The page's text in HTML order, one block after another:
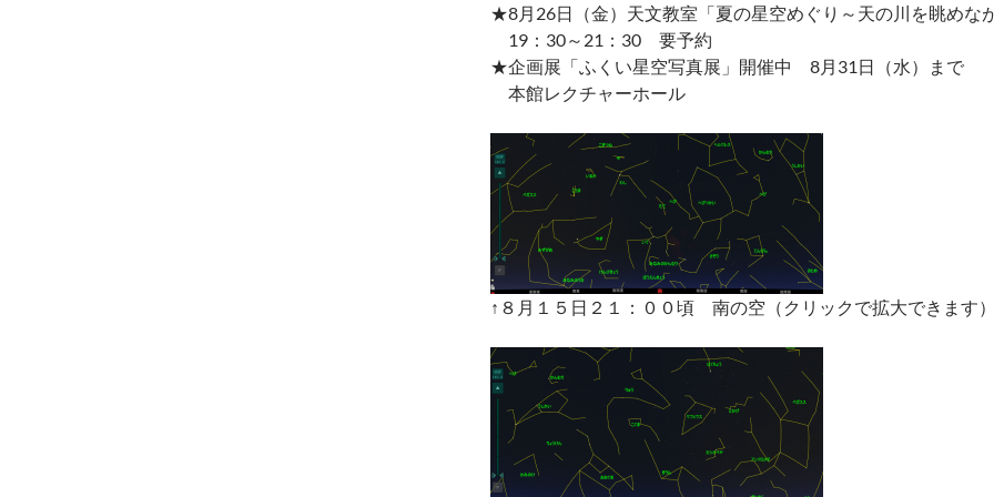
★8月26日（金）天文教室「夏の星空めぐり～天の川を眺めな
19：30～21：30 要予約
★企画展「ふくい星空写真展」開催中 8月31日（水）まで
本館レクチャーホール
↑８月１５日２１：００頃 南の空（クリックで拡大できます）